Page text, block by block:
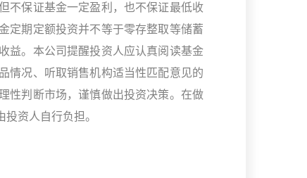
不保证基金一定盈利，也不保证最低收
定期定额投资并不等于零存整取等储蓄
益。本公司提醒投资人应认真阅读基金
情况、听取销售机构适当性匹配意见的
性判断市场，谨慎做出投资决策。在做
资人自行负担。